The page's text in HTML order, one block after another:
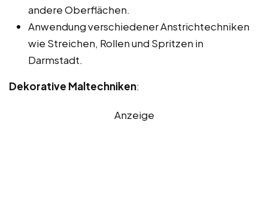
andere Oberflächen.
Anwendung verschiedener Anstrichtechniken
wie Streichen, Rollen und Spritzen in
Darmstadt.
Dekorative Maltechniken:
Anzeige